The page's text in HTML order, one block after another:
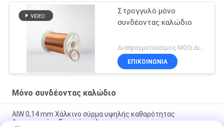
Στρογγυλό μόνο
συνδέοντας καλώδιο
ΕΠΙΚΟΙΝΩΝΙΑ
Μόνο συνδέοντας καλώδιο
ΑΙW 0,14 mm Χάλκινο σύρμα υψηλής καθαρότητας
Απομονωμένο Στερεό σμάλτο